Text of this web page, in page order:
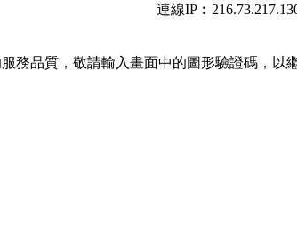
連線
務品質，敬請輸入畫面中的圖形驗證碼，以